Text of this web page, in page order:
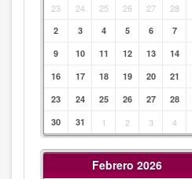
23 24 25 26 27 28
2
3 4 5 6 7
9
10 11 12 13 14
16
17 18 19 20 21
23
24 25 26 27 28
30
31 1 2 3 4
Febrero 2026